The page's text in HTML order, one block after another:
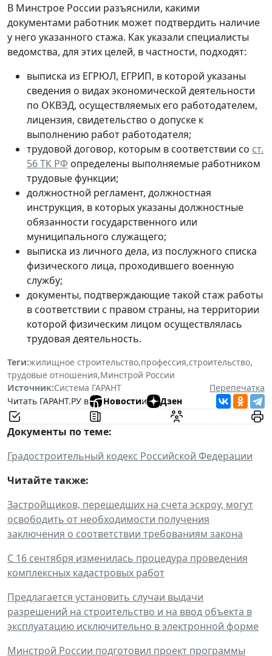
В Минстрое России разъяснили, какими
документами работник может подтвердить наличие
у него указанного стажа. Как указали специалисты
ведомства, для этих целей, в частности, подходят:
выписка из ЕГРЮЛ, ЕГРИП, в которой указаны
сведения о видах экономической деятельности
по ОКВЭД, осуществляемых его работодателем,
лицензия, свидетельство о допуске к
выполнению работ работодателя;
трудовой договор, которым в соответствии со ст.
56 ТК РФ определены выполняемые работником
трудовые функции;
должностной регламент, должностная
инструкция, в которых указаны должностные
обязанности государственного или
муниципального служащего;
выписка из личного дела, из послужного списка
физического лица, проходившего военную
службу;
документы, подтверждающие такой стаж работы
в соответствии с правом страны, на территории
которой физическим лицом осуществлялась
трудовая деятельность.
Теги:жилищное строительство,профессия,строительство,
трудовые отношения,Минстрой России
Источник:Система ГАРАНТ
Перепечатка
Читать ГАРАНТ.РУ в
Новостии Дзен
Документы по теме:
Градостроительный кодекс Российской Федерации
Читайте также:
Застройщиков, перешедших на счета эскроу, могут
освободить от необходимости получения
заключения о соответствии требованиям закона
С 16 сентября изменилась процедура проведения
комплексных кадастровых работ
Предлагается установить случаи выдачи
разрешений на строительство и на ввод объекта в
эксплуатацию исключительно в электронной форме
Минстрой России подготовил проект программы